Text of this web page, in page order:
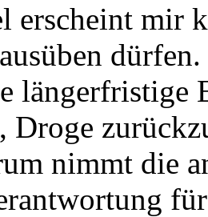
erscheint mir
längerfristige
Droge
nimmt die